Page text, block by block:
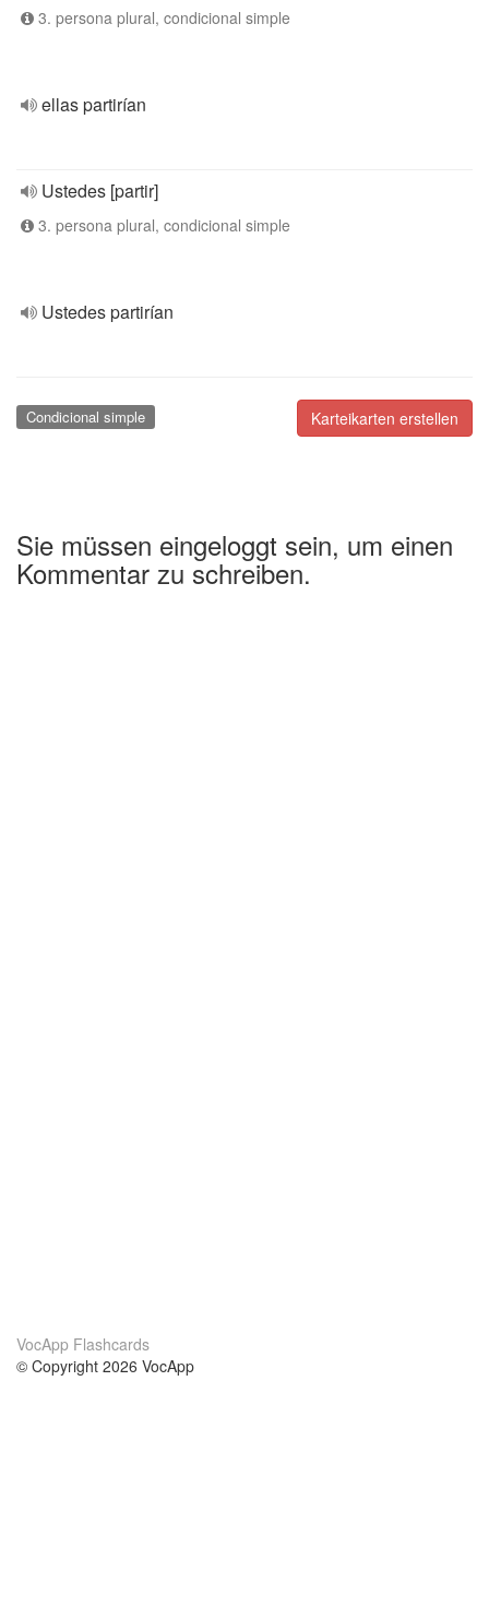
3. persona plural, condicional simple
ellas partirían
Ustedes [partir]
3. persona plural, condicional simple
Ustedes partirían
Karteikarten erstellen
Condicional simple
Sie müssen eingeloggt sein, um einen
Kommentar zu schreiben.
VocApp Flashcards
© Copyright 2026 VocApp